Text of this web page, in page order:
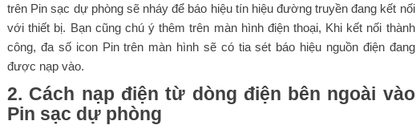
trên Pin sạc dự phòng sẽ nháy để báo hiệu tín hiệu đường truyền đang kết nối
với thiết bị. Bạn cũng chú ý thêm trên màn hình điện thoại, Khi kết nối thành
công, đa số icon Pin trên màn hình sẽ có tia sét báo hiệu nguồn điện đang
được nạp vào.
2. Cách nạp điện từ dòng điện bên ngoài vào
Pin sạc dự phòng